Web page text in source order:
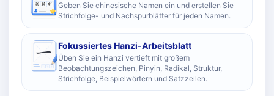
Geben Sie chinesische Namen ein und erstellen Sie
Strichfolge- und Nachspurblätter für jeden Namen.
Fokussiertes Hanzi-Arbeitsblatt
Üben Sie ein Hanzi vertieft mit großem
Beobachtungszeichen, Pinyin, Radikal, Struktur,
Strichfolge, Beispielwörtern und Satzzeilen.